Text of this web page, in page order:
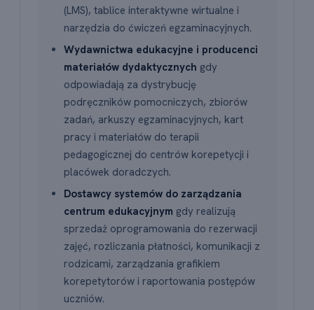
(LMS), tablice interaktywne wirtualne i
narzędzia do ćwiczeń egzaminacyjnych.
Wydawnictwa edukacyjne i producenci
materiałów dydaktycznych gdy
odpowiadają za dystrybucję
podręczników pomocniczych, zbiorów
zadań, arkuszy egzaminacyjnych, kart
pracy i materiałów do terapii
pedagogicznej do centrów korepetycji i
placówek doradczych.
Dostawcy systemów do zarządzania
centrum edukacyjnym gdy realizują
sprzedaż oprogramowania do rezerwacji
zajęć, rozliczania płatności, komunikacji z
rodzicami, zarządzania grafikiem
korepetytorów i raportowania postępów
uczniów.